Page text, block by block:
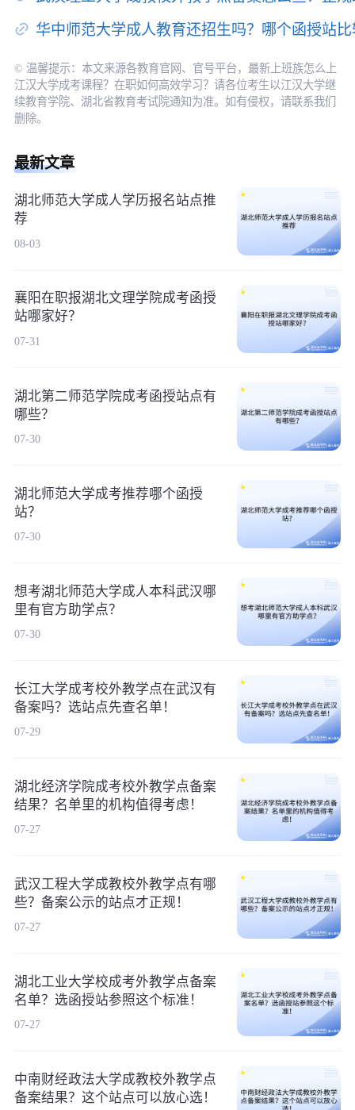
华中师范大学成人教育还招生吗？哪个函授站
© 温馨提示：本文来源各教育官网、官号平台，最新上班族怎么上
江汉大学成考课程？在职如何高效学习？请各位考生以江汉大学继
续教育学院、湖北省教育考试院通知为准。如有侵权，请联系我们
删除。
最新文章
湖北师范大学成人学历报名站点推
荐
08-03
襄阳在职报湖北文理学院成考函授
站哪家好？
07-31
湖北第二师范学院成考函授站点有
哪些？
07-30
湖北师范大学成考推荐哪个函授
站？
07-30
想考湖北师范大学成人本科武汉哪
里有官方助学点？
07-30
长江大学成考校外教学点在武汉有
备案吗？选站点先查名单！
07-29
湖北经济学院成考校外教学点备案
结果？名单里的机构值得考虑！
07-27
武汉工程大学成教校外教学点有哪
些？备案公示的站点才正规！
07-27
湖北工业大学校成考外教学点备案
名单？选函授站参照这个标准！
07-27
中南财经政法大学成教校外教学点
备案结果？这个站点可以放心选！